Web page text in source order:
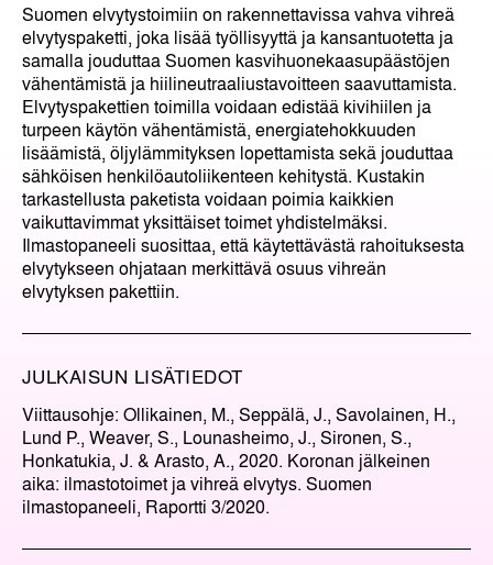
Suomen elvytystoimiin on rakennettavissa vahva vihreä
elvytyspaketti, joka lisää työllisyyttä ja kansantuotetta ja
samalla jouduttaa Suomen kasvihuonekaasupäästöjen
vähentämistä ja hiilineutraaliustavoitteen saavuttamista.
Elvytyspakettien toimilla voidaan edistää kivihiilen ja
turpeen käytön vähentämistä, energiatehokkuuden
lisäämistä, öljylämmityksen lopettamista sekä jouduttaa
sähköisen henkilöautoliikenteen kehitystä. Kustakin
tarkastellusta paketista voidaan poimia kaikkien
vaikuttavimmat yksittäiset toimet yhdistelmäksi.
Ilmastopaneeli suosittaa, että käytettävästä rahoituksesta
elvytykseen ohjataan merkittävä osuus vihreän
elvytyksen pakettiin.
JULKAISUN LISÄTIEDOT
Viittausohje: Ollikainen, M., Seppälä, J., Savolainen, H.,
Lund P., Weaver, S., Lounasheimo, J., Sironen, S.,
Honkatukia, J. & Arasto, A., 2020. Koronan jälkeinen
aika: ilmastotoimet ja vihreä elvytys. Suomen
ilmastopaneeli, Raportti 3/2020.